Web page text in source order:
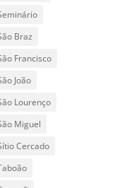
Braz
Francisco
João
Lourenço
Miguel
Cercado